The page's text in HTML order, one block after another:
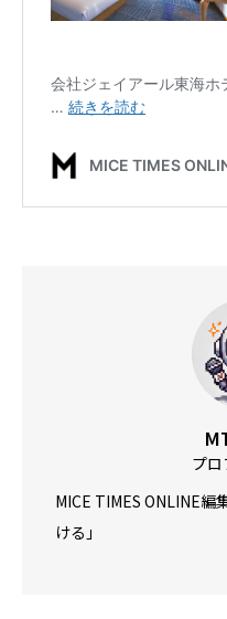
プ
MICE TIMES ONLINE編
ける」